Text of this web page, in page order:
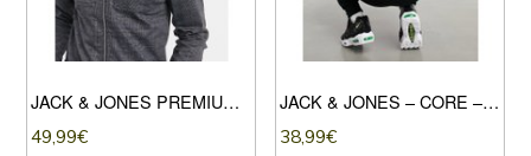
JACK & JONES PREMIUM – GIACCA ELEGANTE CON ZIP SQUADRATA GRIGIO A QUADRI
49,99€
JACK & JONES – CORE – FELPA CON CAPPUCCIO NERA CON STAMPA SUL RETRO VESTIBILITÀ COMODA-NERO
38,99€